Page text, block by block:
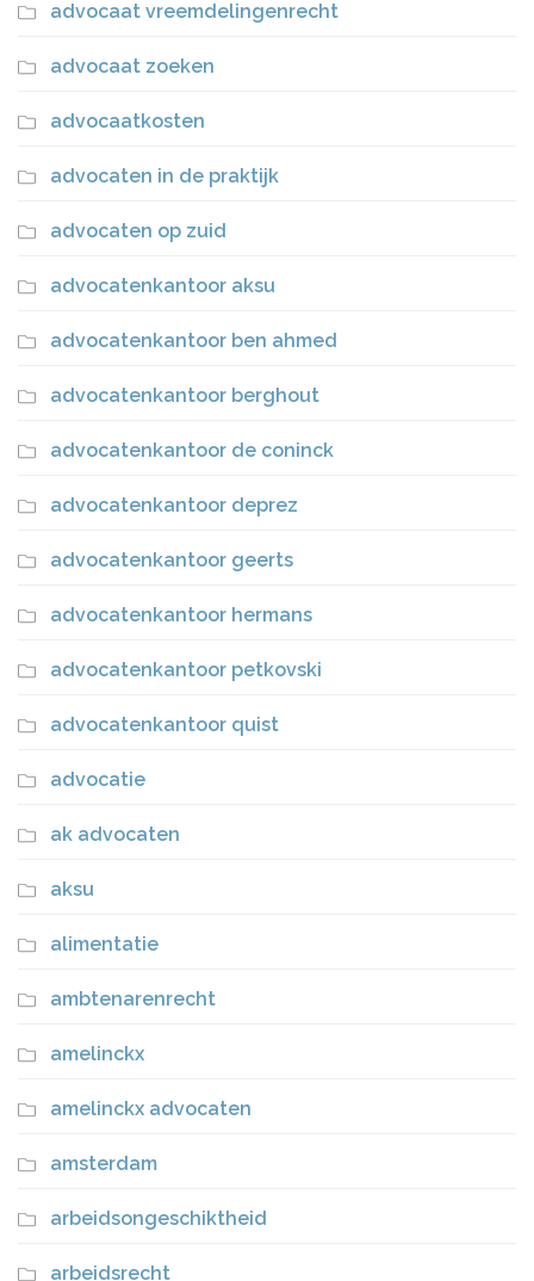
advocaat vreemdelingenrecht
advocaat zoeken
advocaatkosten
advocaten in de praktijk
advocaten op zuid
advocatenkantoor aksu
advocatenkantoor ben ahmed
advocatenkantoor berghout
advocatenkantoor de coninck
advocatenkantoor deprez
advocatenkantoor geerts
advocatenkantoor hermans
advocatenkantoor petkovski
advocatenkantoor quist
advocatie
ak advocaten
aksu
alimentatie
ambtenarenrecht
amelinckx
amelinckx advocaten
amsterdam
arbeidsongeschiktheid
arbeidsrecht